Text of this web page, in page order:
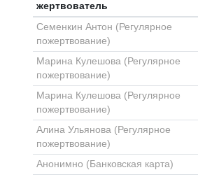
жертвователь
Семенкин Антон (Регулярное
пожертвование)
Марина Кулешова (Регулярное
пожертвование)
Марина Кулешова (Регулярное
пожертвование)
Алина Ульянова (Регулярное
пожертвование)
Анонимно (Банковская карта)